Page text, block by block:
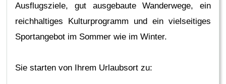
Ausflugsziele, gut ausgebaute Wanderwege, ein
reichhaltiges Kulturprogramm und ein vielseitiges
Sportangebot im Sommer wie im Winter.
Sie starten von Ihrem Urlaubsort zu: